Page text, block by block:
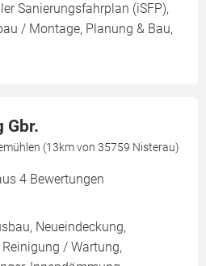
Sanierungsfahrplan (iSFP),
/ Montage, Planung & Bau,
Gbr.
(13km von 35759 Nisterau)
4 Bewertungen
Neueindeckung,
/ Wartung,